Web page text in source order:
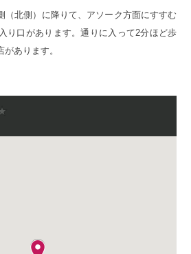
（北側）に降りて、アソーク方面にすすむ
り口があります。通りに入って2分ほど歩
あります。